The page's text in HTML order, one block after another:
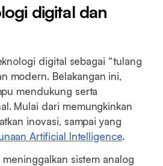
digital dan
digital sebagai “tulang
modern. Belakangan ini,
mendukung serta
Mulai dari memungkinkan
inovasi, sampai yang
Artificial Intelligence.
sistem analog